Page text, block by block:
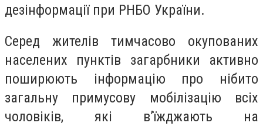
дезінформації при РНБО України.
Серед жителів тимчасово окупованих
населених пунктів загарбники активно
поширюють інформацію про нібито
загальну примусову мобілізацію всіх
чоловіків, які в’їжджають на